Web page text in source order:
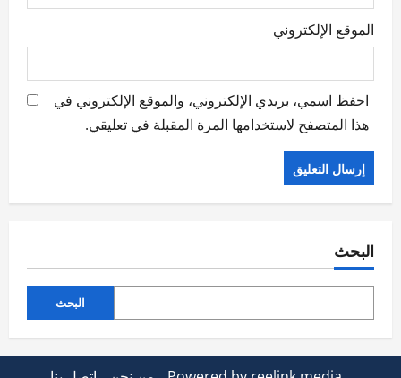
الموقع الإلكتروني
احفظ اسمي، بريدي الإلكتروني، والموقع الإلكتروني في
هذا المتصفح لاستخدامها المرة المقبلة في تعليقي.
البحث
البحث